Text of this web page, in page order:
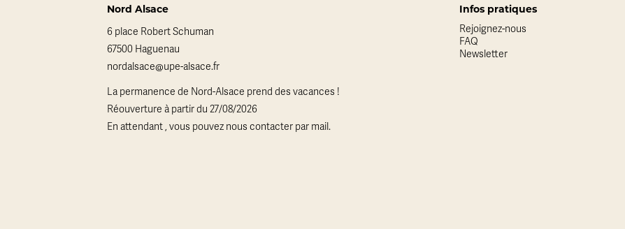
Nord Alsace
6 place Robert Schuman
67500 Haguenau
nordalsace@upe-alsace.fr
La permanence de Nord-Alsace prend des vacances !
Réouverture à partir du 27/08/2026
En attendant , vous pouvez nous contacter par mail.
Infos pratiques
Rejoignez-nous
FAQ
Newsletter